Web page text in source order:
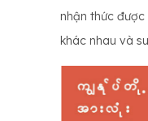
nhận thức
khác nhau và